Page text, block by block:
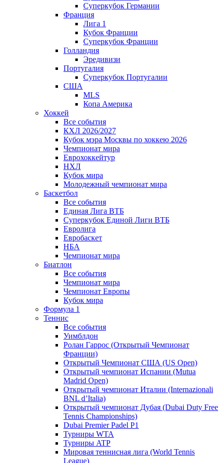
Суперкубок Германии
Франция
Лига 1
Кубок Франции
Суперкубок Франции
Голландия
Эредивизи
Португалия
Суперкубок Португалии
США
MLS
Копа Америка
Хоккей
Все события
КХЛ 2026/2027
Кубок мэра Москвы по хоккею 2026
Чемпионат мира
Еврохоккейтур
НХЛ
Кубок мира
Молодежный чемпионат мира
Баскетбол
Все события
Единая Лига ВТБ
Суперкубок Единой Лиги ВТБ
Евролига
Евробаскет
НБА
Чемпионат мира
Биатлон
Все события
Чемпионат мира
Чемпионат Европы
Кубок мира
Формула 1
Теннис
Все события
Уимблдон
Ролан Гаррос (Открытый Чемпионат
Франции)
Открытый Чемпионат США (US Open)
Открытый чемпионат Испании (Mutua
Madrid Open)
Открытый чемпионат Италии (Internazionali
BNL d’Italia)
Открытый чемпионат Дубая (Dubai Duty Free
Tennis Championships)
Dubai Premier Padel P1
Турниры WTA
Турниры ATP
Мировая теннисная лига (World Tennis
League)